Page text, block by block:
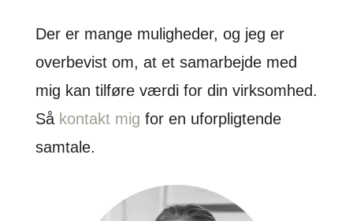
Der er mange muligheder, og jeg er
overbevist om, at et samarbejde med
mig kan tilføre værdi for din virksomhed.
Så kontakt mig for en uforpligtende
samtale.